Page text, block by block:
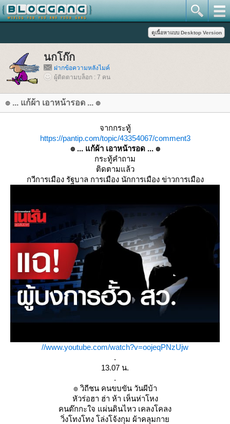
นกโก๊ก
ฝากข้อความหลังไมค์
ผู้ติดตามบล็อก : 7 คน
๏ ... แก้ผ้า เอาหน้ารอด ... ๏
จากกระทู้
https://pantip.com/topic/43354067/comment3
๏ ... แก้ผ้า เอาหน้ารอด ... ๏
กระทู้คำถาม
ติดตามแล้ว
กวีการเมือง รัฐบาล การเมือง นักการเมือง ข่าวการเมือง
//www.youtube.com/watch?v=oojeqPNzUjw
.
13.07 น.
.
๏ วิถีชน คนขบขัน วันผีบ้า
หัวร่อฮา ฮ่า ห้า เห็นห่าโหง
คนต๊กกะใจ แผ่นดินไหว เคลงโคลง
วิ่งโทงโทง โล่งโจ้งกุม ผ้าคลุมกา